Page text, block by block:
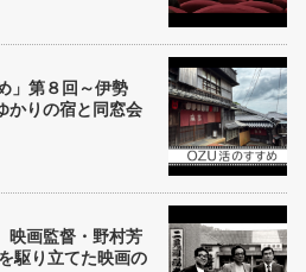
」第８回～伊勢
りの宿と同窓会
画監督・野村芳
駆り立てた映画の